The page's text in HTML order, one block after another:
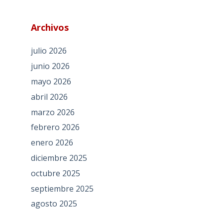
Archivos
julio 2026
junio 2026
mayo 2026
abril 2026
marzo 2026
febrero 2026
enero 2026
diciembre 2025
octubre 2025
septiembre 2025
agosto 2025